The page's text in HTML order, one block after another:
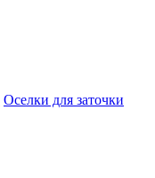
Оселки для заточки